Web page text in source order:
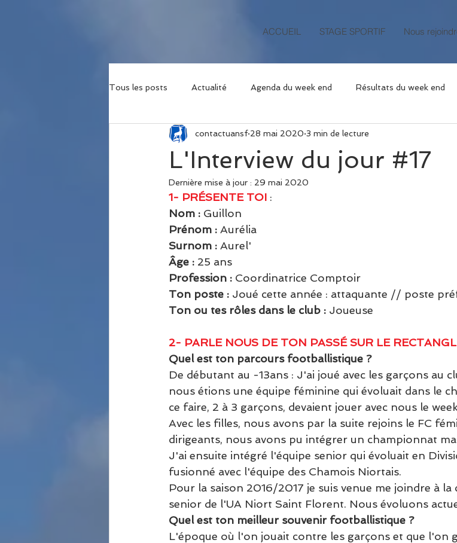
ACCUEIL STAGE SPORTIF Nous
Tous les posts Actualité Agenda du week end Résultats du week end
L'Interview du jour #17
contactuansf 28 mai 2020 3 min de lecture
Dernière mise à jour : 29 mai 2020
1- PRÉSENTE TOI :
Nom : Guillon
Prénom : Aurélia
Surnom : Aurel'
Âge : 25 ans
Profession : Coordinatrice Comptoir
Ton poste : Joué cette année : attaquante // poste
Ton ou tes rôles dans le club : Joueuse
2- PARLE NOUS DE TON PASSÉ SUR LE
Quel est ton parcours footballistique ?
De débutant au -13ans : J'ai joué avec les garçons au
nous étions une équipe féminine qui évoluait dans le
ce faire, 2 à 3 garçons, devaient jouer avec nous le
Avec les filles, nous avons par la suite rejoins le FC
dirigeants, nous avons pu intégrer un championnat
J'ai ensuite intégré l'équipe senior qui évoluait en
fusionné avec l'équipe des Chamois Niortais.
Pour la saison 2016/2017 je suis venue me joindre à
senior de l'UA Niort Saint Florent. Nous évoluons
Quel est ton meilleur souvenir footballistique ?
L'époque où l'on jouait contre les garçons et que l'on